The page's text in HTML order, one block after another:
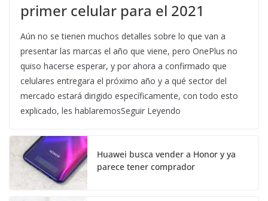
primer celular para el 2021
Aún no se tienen muchos detalles sobre lo que van a
presentar las marcas el año que viene, pero OnePlus no
quiso hacerse esperar, y por ahora a confirmado que
celulares entregara el próximo año y a qué sector del
mercado estará dirigido específicamente, con todo esto
explicado, les hablaremosSeguir Leyendo
Huawei busca vender a Honor y ya
parece tener comprador